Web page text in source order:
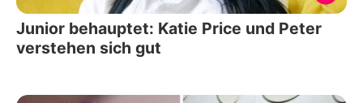
Junior behauptet: Katie Price und Peter
verstehen sich gut